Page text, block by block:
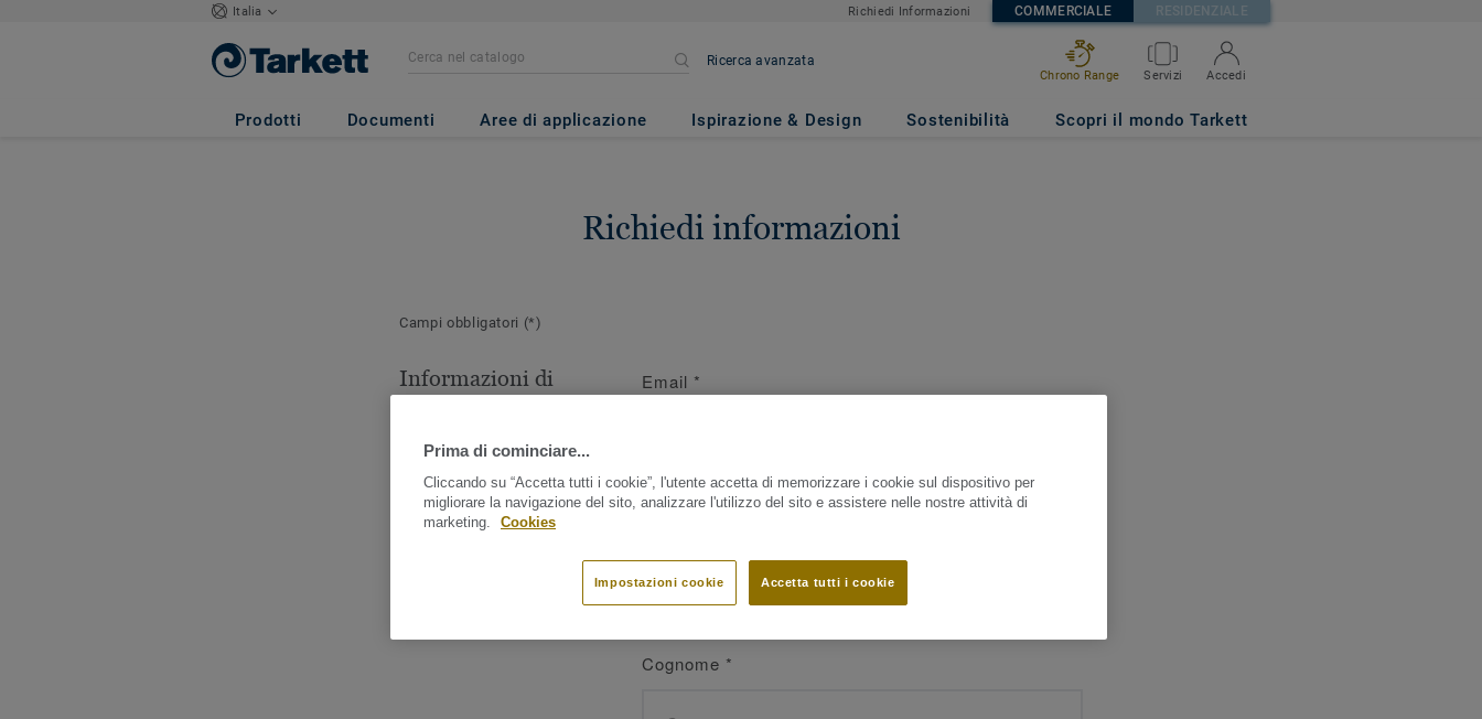
Italia Richiedi Informazioni COMMERCIALE RESIDENZIALE
Ricerca avanzata
Chrono Range Servizi Accedi
Prodotti Documenti Aree di applicazione Ispirazione & Design Sostenibilità Scopri il mondo Tarkett
Richiedi informazioni
Campi obbligatori (*)
Informazioni di
Indicare la persona da
contattare per questo ordine
Email *
Cognome *
Prima di cominciare...
Cliccando su “Accetta tutti i cookie”, l'utente accetta di memorizzare i cookie sul dispositivo per
migliorare la navigazione del sito, analizzare l'utilizzo del sito e assistere nelle nostre attività di
marketing.
Cookies
Accetta tutti i cookie
Impostazioni cookie